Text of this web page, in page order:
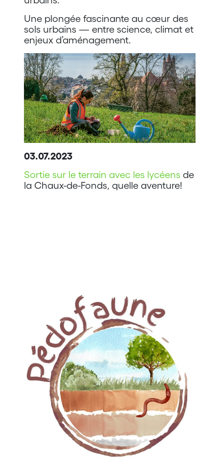
Une plongée fascinante au cœur des
sols urbains — entre science, climat et
enjeux d’aménagement.
03.07.2023
Sortie sur le terrain avec les lycéensde
la Chaux-de-Fonds, quelle aventure!